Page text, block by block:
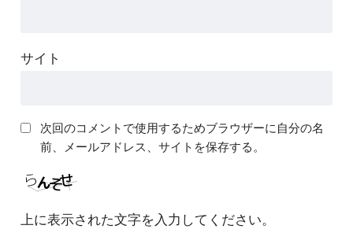
サイト
次回のコメントで使用するためブラウザーに自分の名
前、メールアドレス、サイトを保存する。
上に表示された文字を入力してください。